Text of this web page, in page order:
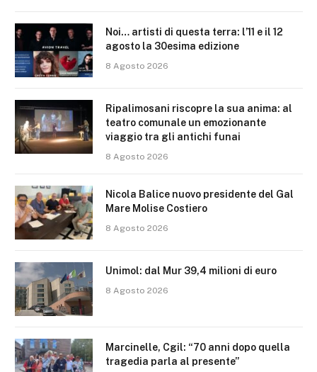
Noi… artisti di questa terra: l’11 e il 12
agosto la 30esima edizione
8 Agosto 2026
Ripalimosani riscopre la sua anima: al
teatro comunale un emozionante
viaggio tra gli antichi funai
8 Agosto 2026
Nicola Balice nuovo presidente del Gal
Mare Molise Costiero
8 Agosto 2026
Unimol: dal Mur 39,4 milioni di euro
8 Agosto 2026
Marcinelle, Cgil: “70 anni dopo quella
tragedia parla al presente”